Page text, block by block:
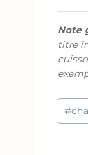
Note
titre
de
#